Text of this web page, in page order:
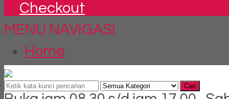
Checkout
MENU NAVIGASI
Home
Cari